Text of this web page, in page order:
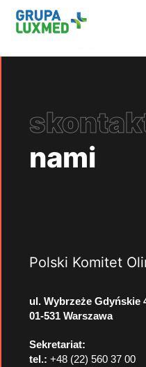
nami
Polski Komitet
ul. Wybrzeże Gdyńskie
01-531 Warszawa
Sekretariat:
tel.: +48 (22) 560 37 00